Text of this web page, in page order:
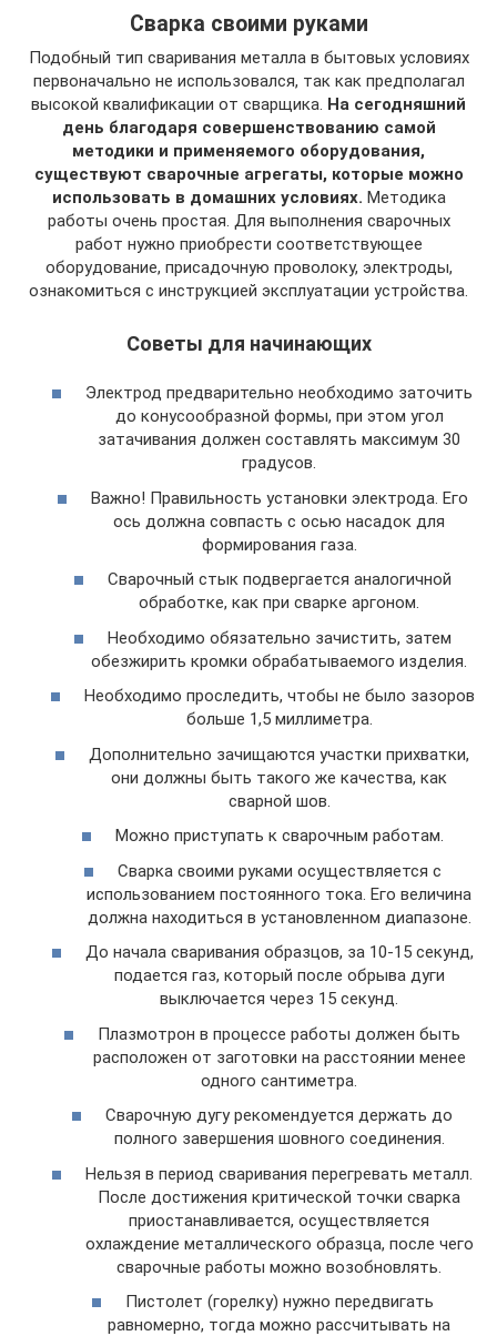
Сварка своими руками
Подобный тип сваривания металла в бытовых условиях
первоначально не использовался, так как предполагал
высокой квалификации от сварщика. На сегодняшний
день благодаря совершенствованию самой
методики и применяемого оборудования,
существуют сварочные агрегаты, которые можно
использовать в домашних условиях. Методика
работы очень простая. Для выполнения сварочных
работ нужно приобрести соответствующее
оборудование, присадочную проволоку, электроды,
ознакомиться с инструкцией эксплуатации устройства.
Советы для начинающих
Электрод предварительно необходимо заточить
до конусообразной формы, при этом угол
затачивания должен составлять максимум 30
градусов.
Важно! Правильность установки электрода. Его
ось должна совпасть с осью насадок для
формирования газа.
Сварочный стык подвергается аналогичной
обработке, как при сварке аргоном.
Необходимо обязательно зачистить, затем
обезжирить кромки обрабатываемого изделия.
Необходимо проследить, чтобы не было зазоров
больше 1,5 миллиметра.
Дополнительно зачищаются участки прихватки,
они должны быть такого же качества, как
сварной шов.
Можно приступать к сварочным работам.
Сварка своими руками осуществляется с
использованием постоянного тока. Его величина
должна находиться в установленном диапазоне.
До начала сваривания образцов, за 10-15 секунд,
подается газ, который после обрыва дуги
выключается через 15 секунд.
Плазмотрон в процессе работы должен быть
расположен от заготовки на расстоянии менее
одного сантиметра.
Сварочную дугу рекомендуется держать до
полного завершения шовного соединения.
Нельзя в период сваривания перегревать металл.
После достижения критической точки сварка
приостанавливается, осуществляется
охлаждение металлического образца, после чего
сварочные работы можно возобновлять.
Пистолет (горелку) нужно передвигать
равномерно, тогда можно рассчитывать на